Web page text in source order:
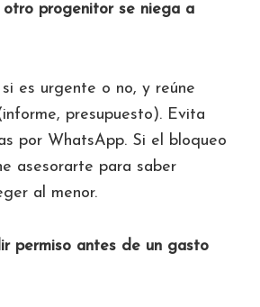
progenitor se niega a
es urgente o no, y reúne
presupuesto). Evita
por WhatsApp. Si el bloqueo
asesorarte para saber
al menor.
permiso antes de un gasto